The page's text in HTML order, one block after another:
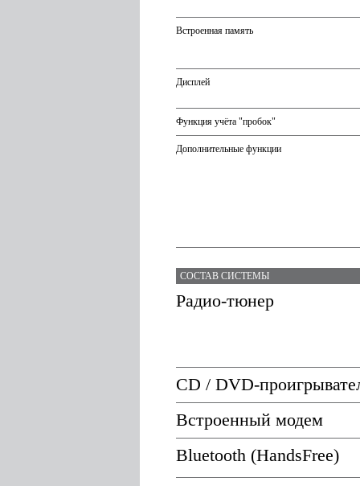
Встроенная память
Дисплей
Функция учёта "пробок"
Дополнительные функции
СОСТАВ СИСТЕМЫ
Радио-тюнер
CD / DVD-
Встроенный модем
Bluetooth (HandsFree)